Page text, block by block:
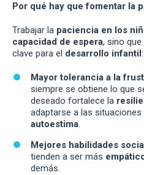
Por qué hay que fomentar la
Trabajar la paciencia en los
capacidad de espera, sino
clave para el desarrollo infantil:
Mayor tolerancia a la
siempre se obtiene lo que
deseado fortalece la
adaptarse a las
autoestima.
Mejores habilidades
tienden a ser más
demás.